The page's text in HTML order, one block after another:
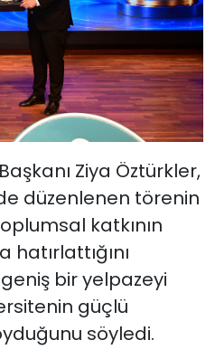
Ziya Öztürkler,
düzenlenen törenin
katkının
bir yelpazeyi
güçlü
söyledi.